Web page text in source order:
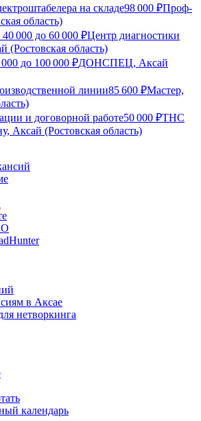
на складе98 000 ₽Проф-
область)
40 000 до 60 000 ₽Центр диагностики
(Ростовская область)
до 100 000 ₽ДОНСПЕЦ, Аксай
линии85 600 ₽Мастер,
и договорной работе50 000 ₽ТНС
Аксай (Ростовская область)
в Аксае
нетворкинга
календарь